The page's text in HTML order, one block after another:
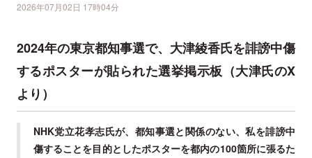
2026年07月02日 17時04分
2024年の東京都知事選で、大津綾香氏を誹謗中傷
するポスターが貼られた選挙掲示板（大津氏のX
より）
NHK党立花孝志氏が、都知事選と関係のない、私を誹謗中
傷することを目的としたポスターを都内の100箇所に張るた